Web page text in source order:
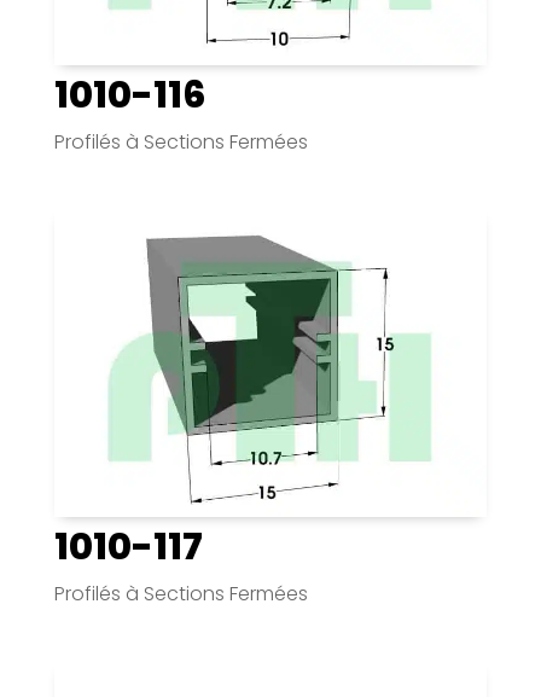
1010-116
Profilés à Sections Fermées
1010-117
Profilés à Sections Fermées